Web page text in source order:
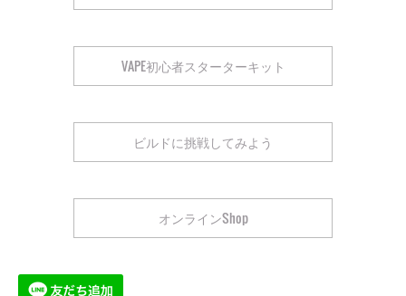
VAPE初心者スターターキット
ビルドに挑戦してみよう
オンラインShop